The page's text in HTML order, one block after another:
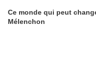
Ce monde qui peut
Mélenchon